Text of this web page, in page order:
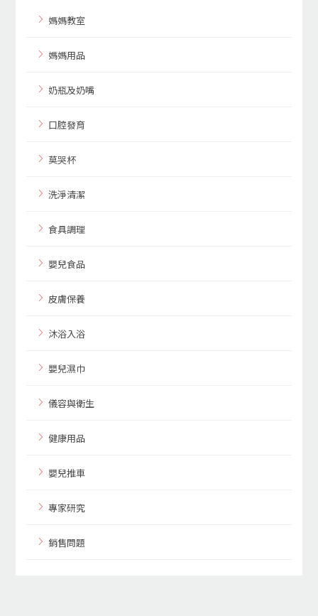
媽媽教室
媽媽用品
奶瓶及奶嘴
口腔發育
莫哭杯
洗淨清潔
食具調理
嬰兒食品
皮膚保養
沐浴入浴
嬰兒濕巾
儀容與衛生
健康用品
嬰兒推車
專家研究
銷售問題